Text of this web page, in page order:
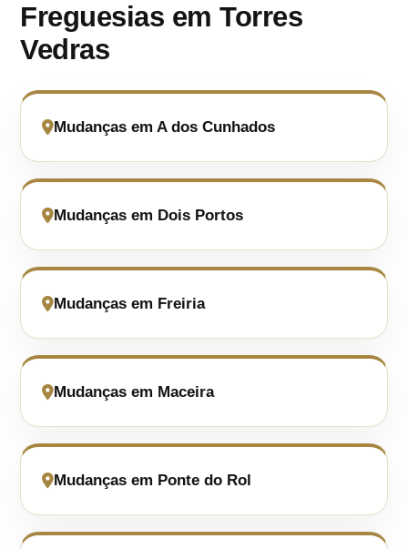
Freguesias em Torres
Vedras
Mudanças em A dos Cunhados
Mudanças em Dois Portos
Mudanças em Freiria
Mudanças em Maceira
Mudanças em Ponte do Rol